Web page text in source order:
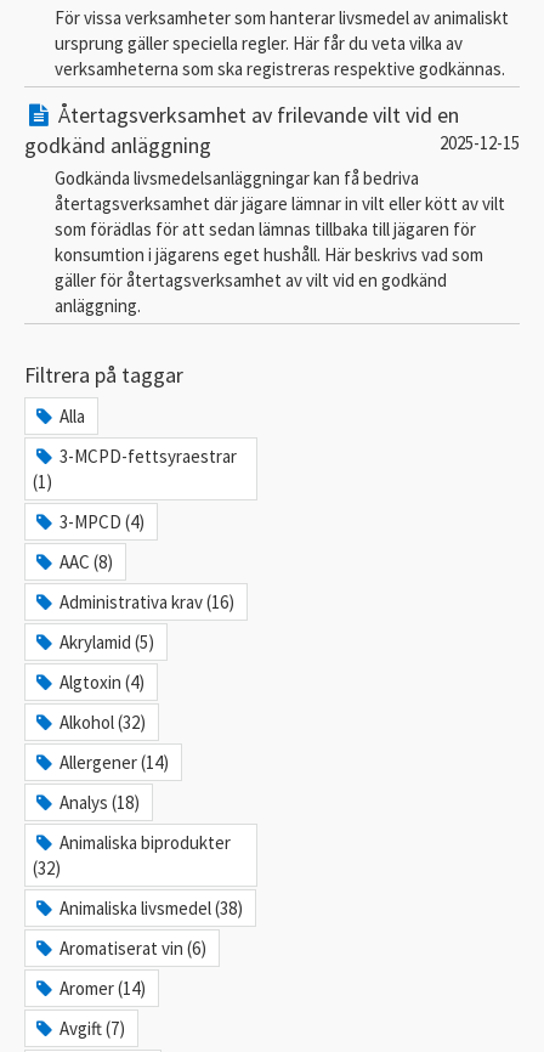
För vissa verksamheter som hanterar livsmedel av animaliskt
ursprung gäller speciella regler. Här får du veta vilka av
verksamheterna som ska registreras respektive godkännas.
Återtagsverksamhet av frilevande vilt vid en
godkänd anläggning
2025-12-15
Godkända livsmedelsanläggningar kan få bedriva
återtagsverksamhet där jägare lämnar in vilt eller kött av vilt
som förädlas för att sedan lämnas tillbaka till jägaren för
konsumtion i jägarens eget hushåll. Här beskrivs vad som
gäller för återtagsverksamhet av vilt vid en godkänd
anläggning.
Filtrera på taggar
Alla
3-MCPD-fettsyraestrar
(1)
3-MPCD (4)
AAC (8)
Administrativa krav (16)
Akrylamid (5)
Algtoxin (4)
Alkohol (32)
Allergener (14)
Analys (18)
Animaliska biprodukter
(32)
Animaliska livsmedel (38)
Aromatiserat vin (6)
Aromer (14)
Avgift (7)